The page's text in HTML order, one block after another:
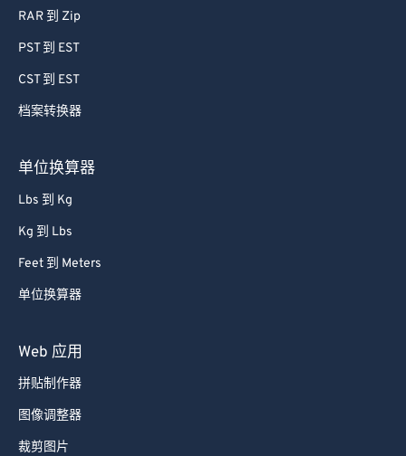
RAR 到 Zip
PST 到 EST
CST 到 EST
档案转换器
单位换算器
Lbs 到 Kg
Kg 到 Lbs
Feet 到 Meters
单位换算器
Web 应用
拼贴制作器
图像调整器
裁剪图片